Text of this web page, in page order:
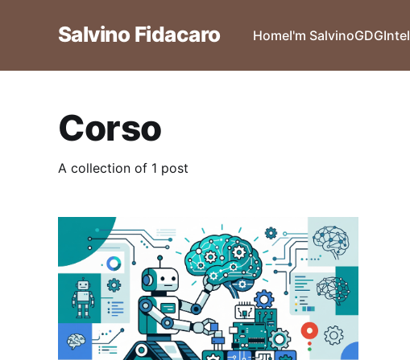
Salvino Fidacaro HomeI'm SalvinoGDGIntel
Corso
A collection of 1 post